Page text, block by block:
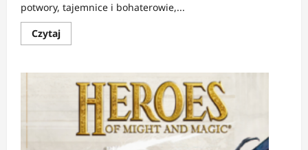
potwory, tajemnice i bohaterowie,...
CzytajDowiedz
się
RECENZJA:
Serafin
Ostatnich
Wojna,